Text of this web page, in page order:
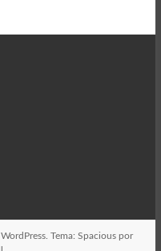
WordPress. Tema: Spacious por